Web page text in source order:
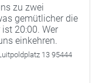
zu zwei
gemütlicher die
20:00. Wer
einkehren.
13 95444